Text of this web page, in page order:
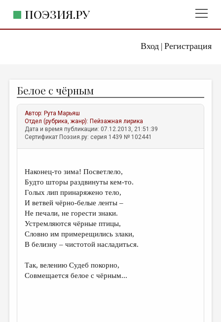
Вход| Регистрация
ПОЭЗИЯ.РУ
ЖАНРЫ
АВТОРЫ
КОММЕНТАРИИ
ЛИТСАЛОН
ПРАВИЛА САЙТА
ОТДЕЛЫ И РУБРИКИ
ИЗБРАННОЕ
ДАЙДЖЕСТ
ПЕРЕВОДЫ
Белое с чёрным
Автор: Рута Марьяш
Отдел (рубрика, жанр): Пейзажная лирика
Дата и время публикации: 07.12.2013, 21:51:39
Сертификат Поэзия.ру: серия 1439 № 102441
Наконец-то зима! Посветлело,
Будто шторы раздвинуты кем-то.
Голых лип принаряжено тело,
И ветвей чёрно-белые ленты –
Не печали, не горести знаки.
Устремляются чёрные птицы,
Словно им примерещились злаки,
В белизну – чистотой насладиться.
Так, велению Судеб покорно,
Совмещается белое с чёрным...